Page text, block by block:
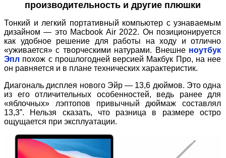
производительность и другие плюшки
Тонкий и легкий портативный компьютер с узнаваемым
дизайном — это Macbook Air 2022. Он позиционируется
как удобное решение для работы на ходу и отлично
«уживается» с творческими натурами. Внешне ноутбук
Эпл похож с прошлогодней версией Макбук Про, на нее
он равняется и в плане технических характеристик.
Диагональ дисплея нового Эйр — 13,6 дюймов. Это одна
из его отличительных особенностей, ведь ранее для
«яблочных» лэптопов привычный дюймаж составлял
13,3”. Нельзя сказать, что разница в размере остро
ощущается при эксплуатации.